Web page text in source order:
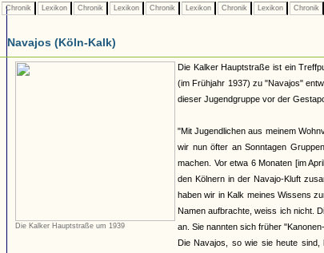
Chronik Lexikon Chronik Lexikon Chronik Lexikon Chronik Lexikon Chronik
Navajos (Köln-Kalk)
Die Kalker Hauptstraße um 1939
Die Kalker Hauptstraße ist ein
(im Frühjahr 1937) zu "Navajos"
dieser Jugendgruppe vor der
"Mit Jugendlichen aus meinem
wir nun öfter an Sonntagen
machen. Vor etwa 6 Monaten [im
den Kölnern in der Navajo-Kluft
haben wir in Kalk meines Wissens
Namen aufbrachte, weiss ich nicht.
an. Sie nannten sich früher
Die Navajos, so wie sie heute sind,